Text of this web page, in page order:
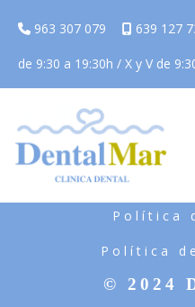
963 307 079 639 127
de 9:30 a 19:30h / X y V de
Política
Política
© 2024